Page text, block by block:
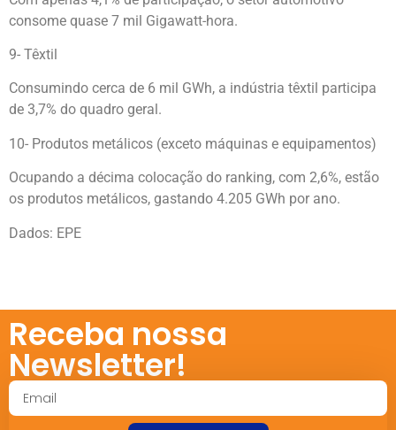
consome quase 7 mil Gigawatt-hora.
9- Têxtil
Consumindo cerca de 6 mil GWh, a indústria têxtil participa
de 3,7% do quadro geral.
10- Produtos metálicos (exceto máquinas e equipamentos)
Ocupando a décima colocação do ranking, com 2,6%, estão
os produtos metálicos, gastando 4.205 GWh por ano.
Dados: EPE
Receba nossa
Newsletter!